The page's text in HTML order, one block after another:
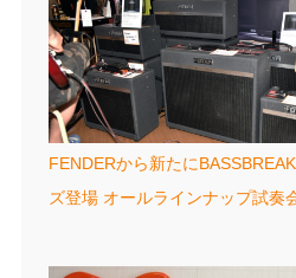
FENDERから新たに
ズ登場 オールラインナップ試奏